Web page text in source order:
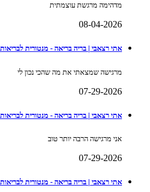
מדהימה מרגשת עוצמתית
08-04-2026
אתי רצאבי | בריה בריאה - מנטורית
מרגישה שמצאתי את מה שהכי נכון לי
07-29-2026
אתי רצאבי | בריה בריאה - מנטורית
אני מרגישה הרבה יותר טוב
07-29-2026
אתי רצאבי | בריה בריאה - מנטורית